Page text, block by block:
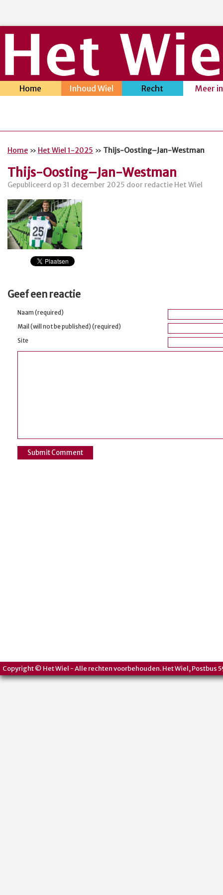
Home Inhoud Wiel Recht Meer
Home » Het Wiel 1-2025 » Thijs-Oosting–Jan-Westman
Thijs-Oosting–Jan-Westman
Gepubliceerd op 31 december 2025 door redactie Het Wiel
Geef een reactie
Naam (required)
Mail (will not be published) (required)
Site
Copyright © Het Wiel - Alle rechten voorbehouden. Het Wiel, Postbus